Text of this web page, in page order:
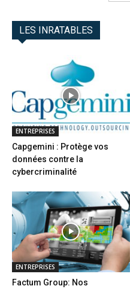
LES INRATABLES
ENTREPRISES
Capgemini : Protège vos
données contre la
cybercriminalité
ENTREPRISES
Factum Group: Nos